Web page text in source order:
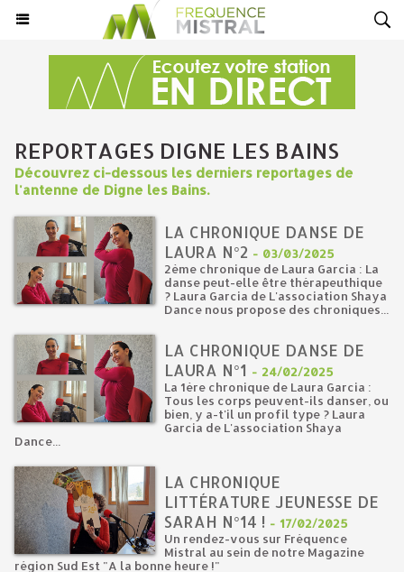
REPORTAGES DIGNE LES BAINS
Découvrez ci-dessous les derniers reportages de
l'antenne de Digne les Bains.
LA CHRONIQUE DANSE DE
LAURA N°2 - 03/03/2025
2ème chronique de Laura Garcia : La
danse peut-elle être thérapeuthique
? Laura Garcia de L'association Shaya
Dance nous propose des chroniques...
LA CHRONIQUE DANSE DE
LAURA N°1 - 24/02/2025
La 1ère chronique de Laura Garcia :
Tous les corps peuvent-ils danser, ou
bien, y a-t'il un profil type ? Laura
Garcia de L'association Shaya
Dance...
LA CHRONIQUE
LITTÉRATURE JEUNESSE DE
SARAH N°14 ! - 17/02/2025
Un rendez-vous sur Fréquence
Mistral au sein de notre Magazine
région Sud Est "A la bonne heure !"